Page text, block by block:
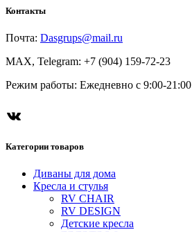
Контакты
Почта: Dasgrups@mail.ru
MAX, Telegram: +7 (904) 159-72-23
Режим работы: Ежедневно с 9:00-21:00
ВКонтакте
Категории товаров
Диваны для дома
Кресла и стулья
RV CHAIR
RV DESIGN
Детские кресла